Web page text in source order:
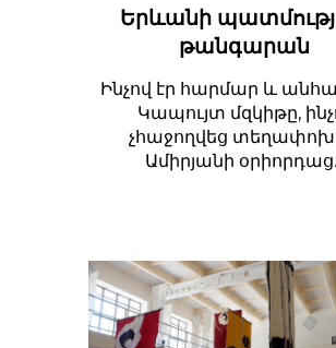
Երևանի
թանգարան
Ինչով էր հարմար և
Կապույտ մզկիթը,
չհաջողվեց
Ամիրյանի